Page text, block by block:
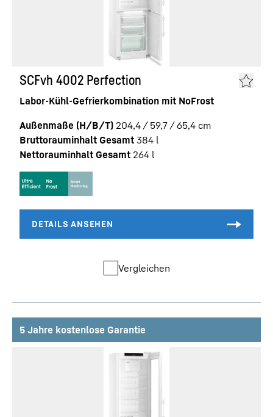
SCFvh 4002 Perfection
Labor-Kühl-Gefrierkombination mit NoFrost
Außenmaße (H/B/T) 204,4 / 59,7 / 65,4 cm
Bruttorauminhalt Gesamt 384 l
Nettorauminhalt Gesamt 264 l
Vergleichen
5 Jahre kostenlose Garantie